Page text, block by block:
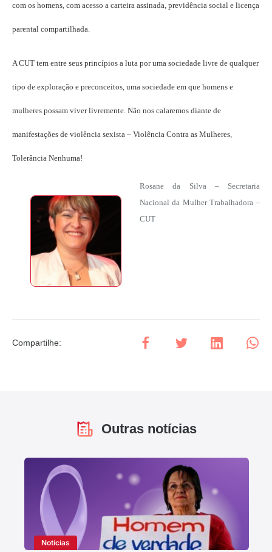
com os homens, com acesso a carteira assinada, previdência social e licença
parental compartilhada.
A CUT tem entre seus princípios a luta por uma sociedade livre de qualquer
tipo de exploração e preconceitos, uma sociedade em que homens e
mulheres possam viver livremente. Não nos calaremos diante de
manifestações de violência sexista – Violência Contra as Mulheres,
Tolerância Nenhuma!
Rosane da Silva – Secretaria
Nacional da Mulher Trabalhadora –
CUT
Compartilhe:
Outras notícias
Notícias